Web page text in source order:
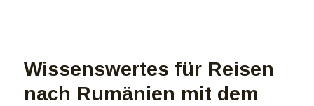
Wissenswertes für Reisen
nach Rumänien mit dem